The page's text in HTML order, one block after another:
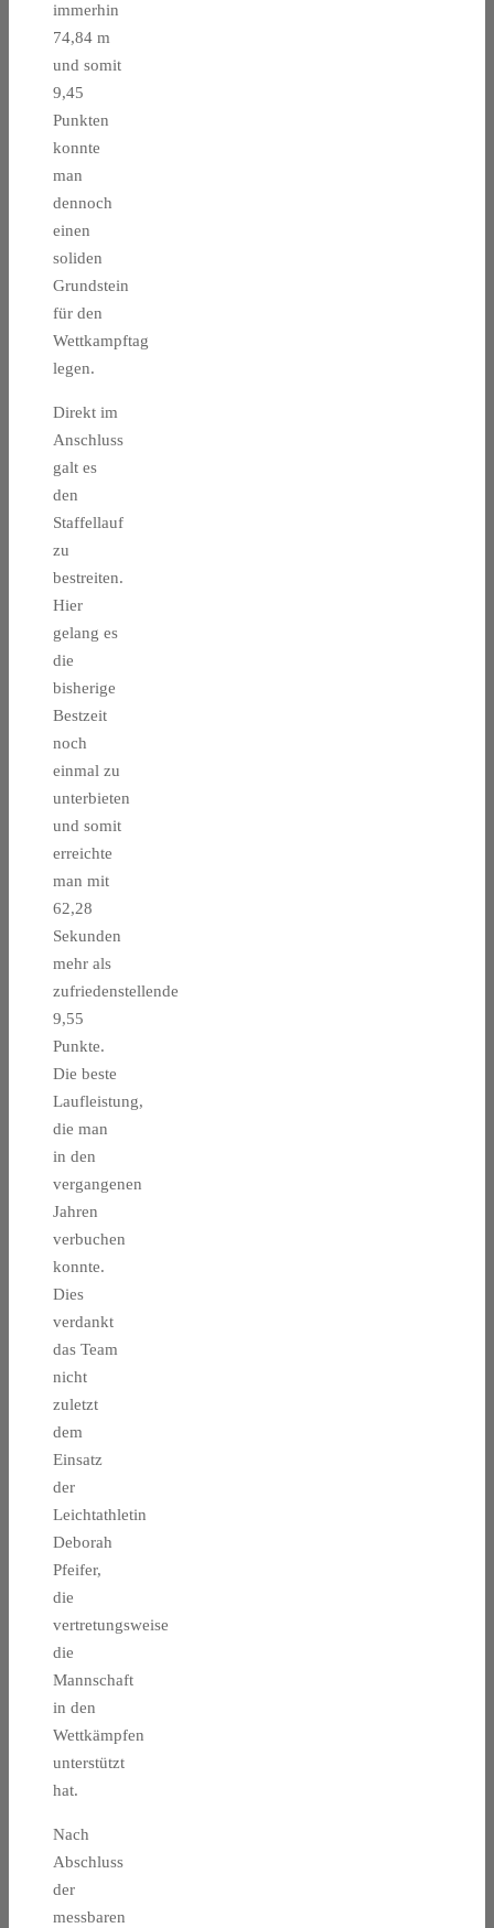
immerhin
74,84 m
und somit
9,45
Punkten
konnte
man
dennoch
einen
soliden
Grundstein
für den
Wettkampftag
legen.
Direkt im
Anschluss
galt es
den
Staffellauf
zu
bestreiten.
Hier
gelang es
die
bisherige
Bestzeit
noch
einmal zu
unterbieten
und somit
erreichte
man mit
62,28
Sekunden
mehr als
zufriedenstellende
9,55
Punkte.
Die beste
Laufleistung,
die man
in den
vergangenen
Jahren
verbuchen
konnte.
Dies
verdankt
das Team
nicht
zuletzt
dem
Einsatz
der
Leichtathletin
Deborah
Pfeifer,
die
vertretungsweise
die
Mannschaft
in den
Wettkämpfen
unterstützt
hat.
Nach
Abschluss
der
messbaren